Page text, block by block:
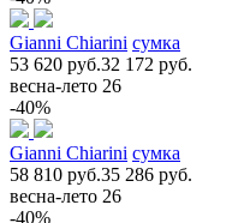
Gianni Chiarini сумка
53 620 руб.32 172 руб.
весна-лето 26
-40%
Gianni Chiarini сумка
58 810 руб.35 286 руб.
весна-лето 26
-40%